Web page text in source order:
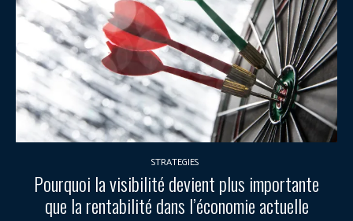
STRATEGIES
Pourquoi la visibilité devient plus importante
que la rentabilité dans l’économie actuelle